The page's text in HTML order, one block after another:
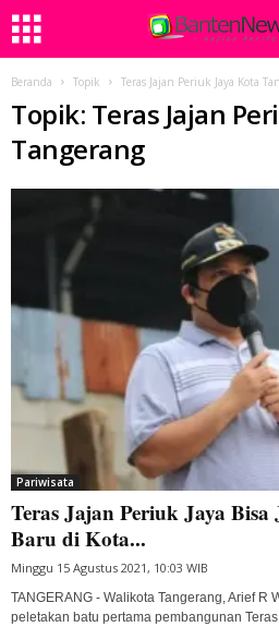
Beranda Topik Teras Jajan Periuk Jaya Kota
Topik: Teras Jajan
Tangerang
Pariwisata
Teras Jajan Periuk Jaya
Baru di Kota...
Minggu 15 Agustus 2021, 10:03 WIB
TANGERANG - Walikota Tangerang, Arief R
peletakan batu pertama pembangunan